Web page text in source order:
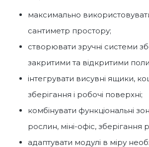
максимально
сантиметр простору;
створювати зручні системи
закритими та відкритими
інтегрувати висувні ящики,
зберігання і робочі поверхні;
комбінувати функціональні
рослин, міні-офіс, зберігання
адаптувати модулі в міру